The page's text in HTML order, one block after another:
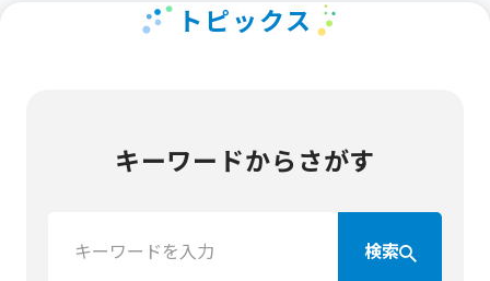
トピックス
キーワードからさがす
索：
検索